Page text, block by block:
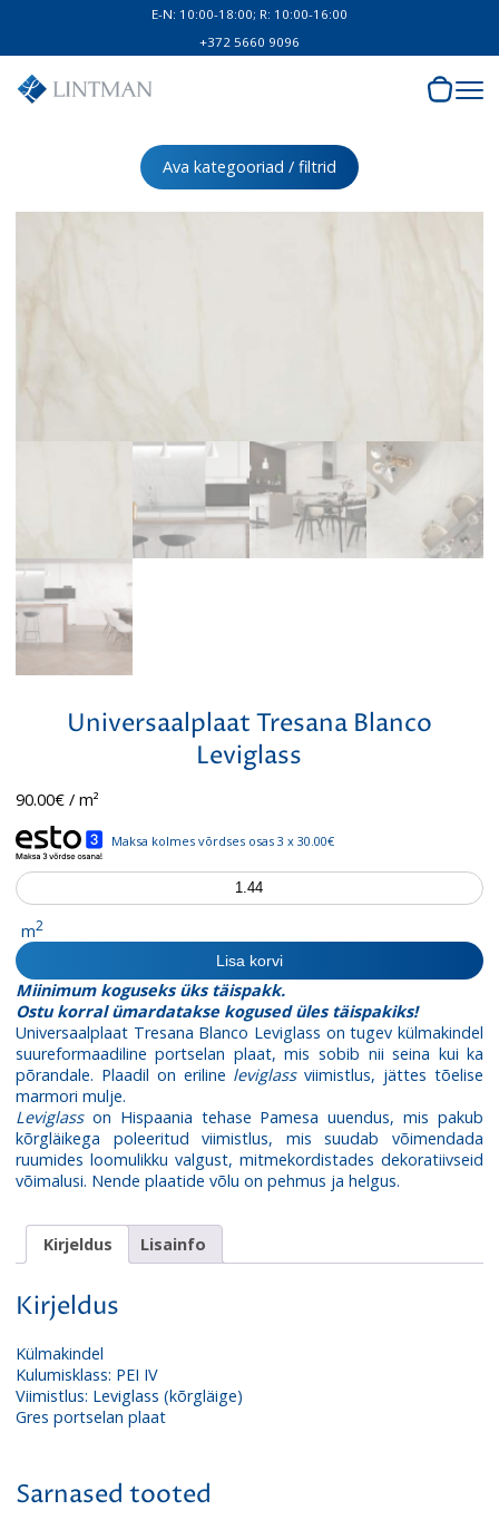
E-N: 10:00-18:00; R: 10:00-16:00
+372 5660 9096
Ava kategooriad / filtrid
Universaalplaat Tresana Blanco
Leviglass
90.00€/ m²
Maksa kolmes võrdses osas 3 x 30.00€
Universaalplaat
Tresana
Blanco
Leviglass
kogus
m2
Lisa korvi
Miinimum koguseks üks täispakk.
Ostu korral ümardatakse kogused üles täispakiks!
Universaalplaat Tresana Blanco Leviglass on tugev külmakindel
suureformaadiline portselan plaat, mis sobib nii seina kui ka
põrandale. Plaadil on eriline leviglassviimistlus, jättes tõelise
marmori mulje.
Leviglasson Hispaania tehase Pamesa uuendus, mis pakub
kõrgläikega poleeritud viimistlus, mis suudab võimendada
ruumides loomulikku valgust, mitmekordistades dekoratiivseid
võimalusi. Nende plaatide võlu on pehmus ja helgus.
Kirjeldus Lisainfo
Kirjeldus
Külmakindel
Kulumisklass: PEI IV
Viimistlus: Leviglass (kõrgläige)
Gres portselan plaat
Sarnased tooted